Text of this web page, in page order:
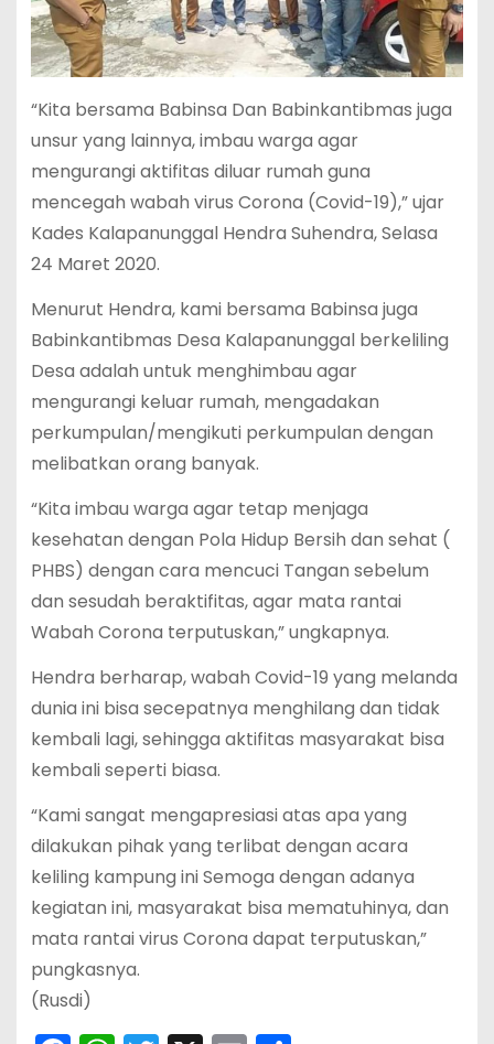
“Kita bersama Babinsa Dan Babinkantibmas juga
unsur yang lainnya, imbau warga agar
mengurangi aktifitas diluar rumah guna
mencegah wabah virus Corona (Covid-19),” ujar
Kades Kalapanunggal Hendra Suhendra, Selasa
24 Maret 2020.
Menurut Hendra, kami bersama Babinsa juga
Babinkantibmas Desa Kalapanunggal berkeliling
Desa adalah untuk menghimbau agar
mengurangi keluar rumah, mengadakan
perkumpulan/mengikuti perkumpulan dengan
melibatkan orang banyak.
“Kita imbau warga agar tetap menjaga
kesehatan dengan Pola Hidup Bersih dan sehat (
PHBS) dengan cara mencuci Tangan sebelum
dan sesudah beraktifitas, agar mata rantai
Wabah Corona terputuskan,” ungkapnya.
Hendra berharap, wabah Covid-19 yang melanda
dunia ini bisa secepatnya menghilang dan tidak
kembali lagi, sehingga aktifitas masyarakat bisa
kembali seperti biasa.
“Kami sangat mengapresiasi atas apa yang
dilakukan pihak yang terlibat dengan acara
keliling kampung ini Semoga dengan adanya
kegiatan ini, masyarakat bisa mematuhinya, dan
mata rantai virus Corona dapat terputuskan,”
pungkasnya.
(Rusdi)